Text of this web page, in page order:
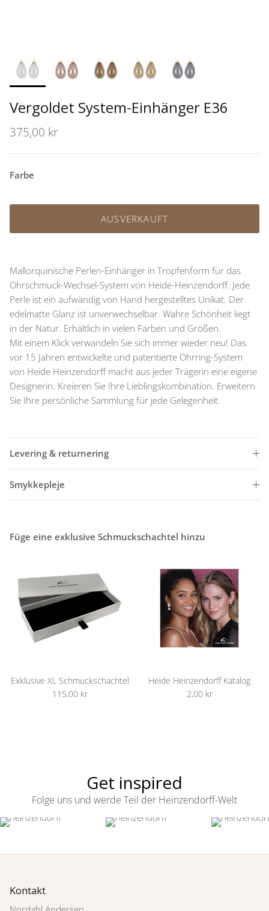
Vergoldet System-Einhänger E36
375,00 kr
Farbe
AUSVERKAUFT
Mallorquinische Perlen-Einhänger in Tropfenform für das
Ohrschmuck-Wechsel-System von Heide-Heinzendorff. Jede
Perle ist ein aufwändig von Hand hergestelltes Unikat. Der
edelmatte Glanz ist unverwechselbar. Wahre Schönheit liegt
in der Natur. Erhältlich in vielen Farben und Größen.
Mit einem Klick verwandeln Sie sich immer wieder neu! Das
vor 15 Jahren entwickelte und patentierte Ohrring-System
von Heide Heinzendorff macht aus jeder Trägerin eine eigene
Designerin. Kreieren Sie Ihre Lieblingskombination. Erweitern
Sie Ihre persönliche Sammlung für jede Gelegenheit.
Levering & returnering
Smykkepleje
Füge eine exklusive Schmuckschachtel hinzu
Exklusive XL Schmuckschachtel
115,00 kr
Heide Heinzendorff Katalog
2,00 kr
Get inspired
Folge uns und werde Teil der Heinzendorff-Welt
Kontakt